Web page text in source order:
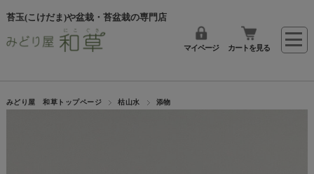
苔玉(こけだま)や盆栽・苔盆栽の専門店
マイページ カートを見る
みどり屋 和草トップページ 枯山水 添物